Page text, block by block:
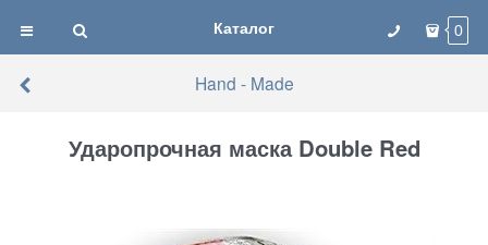
Каталог 0
Hand - Made
Ударопрочная маска Double Red